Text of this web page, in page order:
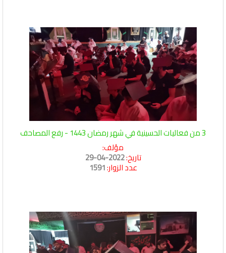
3 من فعاليات الحسينية في شهر رمضان 1443 - رفع المصاحف
مؤلف:
تاريخ:2022-04-29
عدد الزوار:1591